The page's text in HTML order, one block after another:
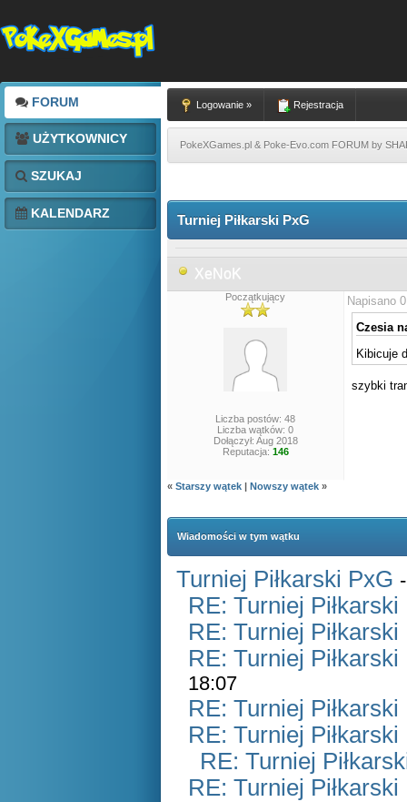
FORUM
UŻYTKOWNICY
SZUKAJ
KALENDARZ
Logowanie » Rejestracja
PokeXGames.pl & Poke-Evo.com FORUM by
Turniej Piłkarski PxG
XeNoK
Początkujący
Liczba postów: 48
Liczba wątków: 0
Dołączył: Aug 2018
Reputacja: 146
Napisano
Czesia
Kibicuje
szybki
« Starszy wątek | Nowszy wątek »
Wiadomości w tym wątku
Turniej Piłkarski PxG
RE: Turniej Piłkarski
RE: Turniej Piłkarski
RE: Turniej Piłkarski
18:07
RE: Turniej Piłkarski
RE: Turniej Piłkarski
RE: Turniej
RE: Turniej Piłkarski